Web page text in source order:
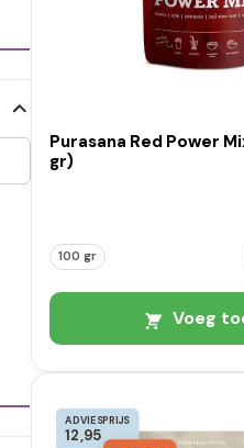
Purasana Red Power
gr)
100 gr
Voeg
ADVIESPRIJS
12,95